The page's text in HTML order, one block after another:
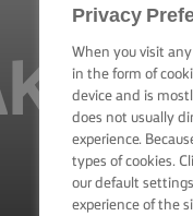
Privacy
When you visit
in the form of
device and is
does not usually
experience.
types of cookies.
our default
experience of the